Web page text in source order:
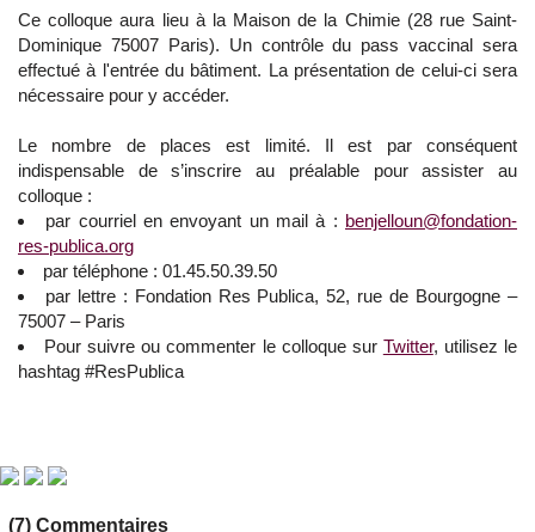
Ce colloque aura lieu à la Maison de la Chimie (28 rue Saint-
Dominique 75007 Paris). Un contrôle du pass vaccinal sera
effectué à l'entrée du bâtiment. La présentation de celui-ci sera
nécessaire pour y accéder.
Le nombre de places est limité. Il est par conséquent
indispensable de s’inscrire au préalable pour assister au
colloque :
par courriel en envoyant un mail à : benjelloun@fondation-
res-publica.org
par téléphone : 01.45.50.39.50
par lettre : Fondation Res Publica, 52, rue de Bourgogne –
75007 – Paris
Pour suivre ou commenter le colloque sur Twitter, utilisez le
hashtag #ResPublica
(7) Commentaires